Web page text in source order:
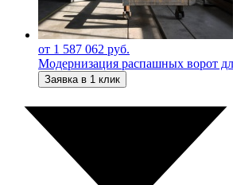
от 1 587 062 руб.
Модернизация распашных ворот
Заявка в 1 клик